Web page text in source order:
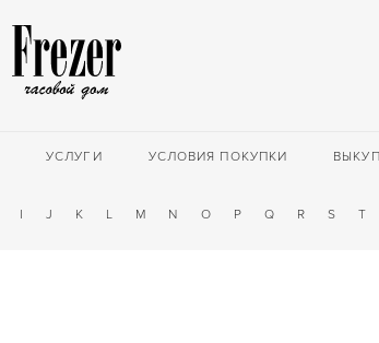
УСЛУГИ УСЛОВИЯ ПОКУПКИ ВЫКУП
I J K L M N O P Q R S T